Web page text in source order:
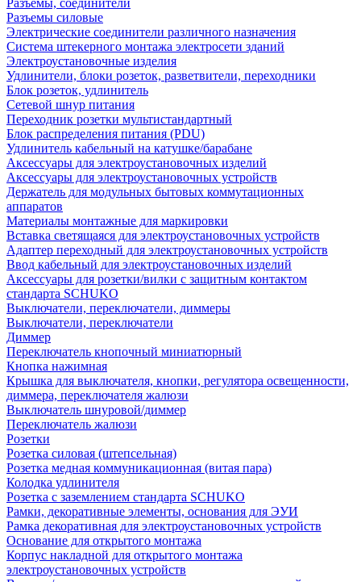
Разъемы, соединители
Разъемы силовые
Электрические соединители различного назначения
Система штекерного монтажа электросети зданий
Электроустановочные изделия
Удлинители, блоки розеток, разветвители, переходники
Блок розеток, удлинитель
Сетевой шнур питания
Переходник розетки мультистандартный
Блок распределения питания (PDU)
Удлинитель кабельный на катушке/барабане
Аксессуары для электроустановочных изделий
Аксессуары для электроустановочных устройств
Держатель для модульных бытовых коммутационных
аппаратов
Материалы монтажные для маркировки
Вставка светящаяся для электроустановочных устройств
Адаптер переходный для электроустановочных устройств
Ввод кабельный для электроустановочных изделий
Аксессуары для розетки/вилки с защитным контактом
стандарта SCHUKO
Выключатели, переключатели, диммеры
Выключатели, переключатели
Диммер
Переключатель кнопочный миниатюрный
Кнопка нажимная
Крышка для выключателя, кнопки, регулятора освещенности,
диммера, переключателя жалюзи
Выключатель шнуровой/диммер
Переключатель жалюзи
Розетки
Розетка силовая (штепсельная)
Розетка медная коммуникационная (витая пара)
Колодка удлинителя
Розетка с заземлением стандарта SCHUKO
Рамки, декоративные элементы, основания для ЭУИ
Рамка декоративная для электроустановочных устройств
Основание для открытого монтажа
Корпус накладной для открытого монтажа
электроустановочных устройств